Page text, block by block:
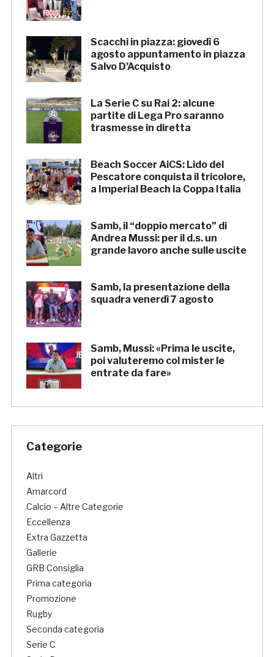
Scacchi in piazza: giovedì 6
agosto appuntamento in piazza
Salvo D’Acquisto
La Serie C su Rai 2: alcune
partite di Lega Pro saranno
trasmesse in diretta
Beach Soccer AiCS: Lido del
Pescatore conquista il tricolore,
a Imperial Beach la Coppa Italia
Samb, il “doppio mercato” di
Andrea Mussi: per il d.s. un
grande lavoro anche sulle uscite
Samb, la presentazione della
squadra venerdì 7 agosto
Samb, Mussi: «Prima le uscite,
poi valuteremo col mister le
entrate da fare»
Categorie
Altri
Amarcord
Calcio – Altre Categorie
Eccellenza
Extra Gazzetta
Gallerie
GRB Consiglia
Prima categoria
Promozione
Rugby
Seconda categoria
Serie C